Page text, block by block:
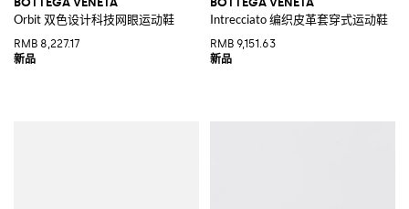
Orbit 双色设计科技网眼运动鞋
RMB 8,227.17
Intrecciato 编织皮革套穿式运动鞋
RMB 9,151.63